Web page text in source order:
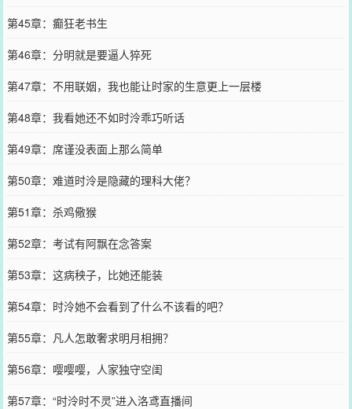
第45章：癫狂老书生
第46章：分明就是要逼人猝死
第47章：不用联姻，我也能让时家的生意更上一层楼
第48章：我看她还不如时泠乖巧听话
第49章：席谨没表面上那么简单
第50章：难道时泠是隐藏的理科大佬？
第51章：杀鸡儆猴
第52章：考试有阿飘在念答案
第53章：这病秧子，比她还能装
第54章：时泠她不会看到了什么不该看的吧？
第55章：凡人怎敢奢求明月相拥？
第56章：嘤嘤嘤，人家独守空闺
第57章：“时泠时不灵”进入洛鸢直播间